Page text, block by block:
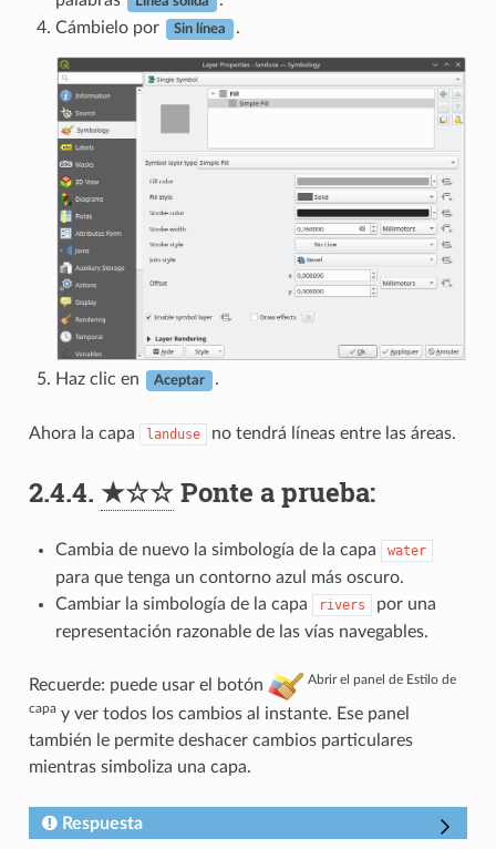
Cámbielo por
Sin línea .
Haz clic en Aceptar .
Ahora la capa landuse no tendrá líneas entre las áreas.
2.4.4. ★☆☆Ponte a prueba:
Cambia de nuevo la simbología de la capa water
para que tenga un contorno azul más oscuro.
Cambiar la simbología de la capa
rivers
por una
representación razonable de las vías navegables.
Recuerde: puede usar el botón Abrir el panel de Estilo de
capay ver todos los cambios al instante. Ese panel
también le permite deshacer cambios particulares
mientras simboliza una capa.
Respuesta